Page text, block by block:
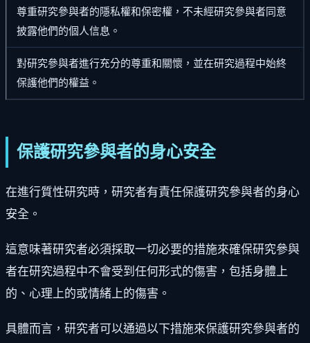
尊重研究參與者的隱私權和保密權，不未經研究參與者同意
披露他們的個人信息。
對研究參與者進行充分的尊重和關懷，並在研究過程中始終
保護他們的權益。
保護研究參與者的身心安全
在進行質性研究時，研究者有責任保護研究參與者的身心
安全。
這意味著研究者必須採取一切必要的措施來確保研究參與
者在研究過程中不會受到任何形式的傷害，包括身體上
的、心理上的或情緒上的傷害。
具體而言，研究者可以通過以下措施來保護研究參與者的